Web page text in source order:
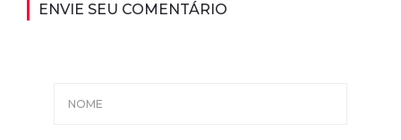
ENVIE SEU COMENTÁRIO